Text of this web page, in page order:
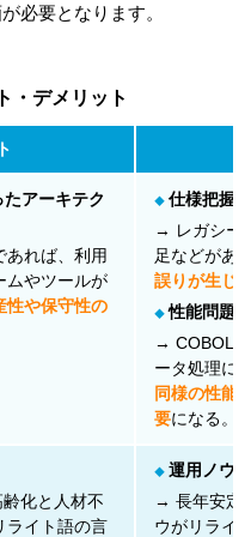
必要となります。
・デメリット
アーキテク
れば、利用
ムやツールが
性や保守性の
◆ 仕様把握
→ レガシー
足などがあ
誤りが生じ
◆ 性能問題
→ COBOL
ータ処理に
同様の性能
要になる。
化と人材不
ライト語の言
◆ 運用ノウ
→ 長年安定
ウがリライ